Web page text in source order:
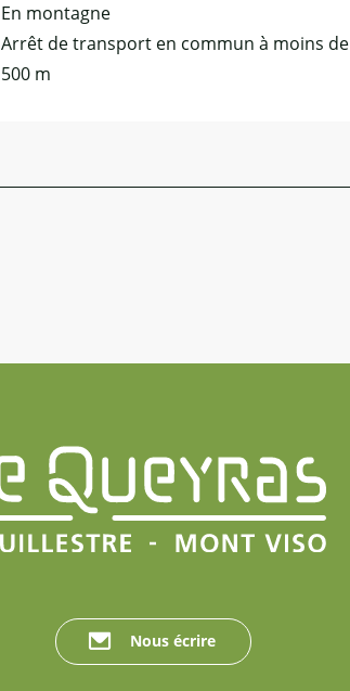
En montagne
Arrêt de transport en commun à moins de
500 m
Nous écrire